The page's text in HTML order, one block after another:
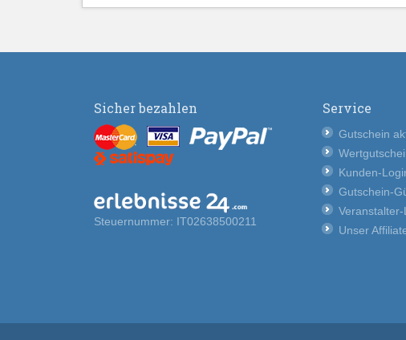
Sicher bezahlen
Steuernummer: IT02638500211
Service
Gutschein
Kunden-
Gutschein-
Veranstalter-
Unser